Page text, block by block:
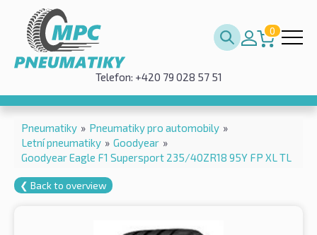
0
Telefon: +420 79 028 57 51
Pneumatiky » Pneumatiky pro automobily »
Letní pneumatiky » Goodyear »
Goodyear Eagle F1 Supersport 235/40ZR18 95Y FP XL TL
❮ Back to overview